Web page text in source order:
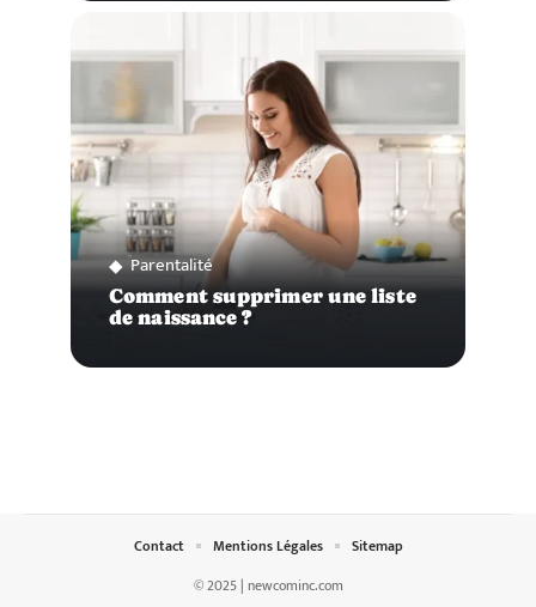
Parentalité
Comment supprimer une liste
de naissance ?
© 2025 | newcominc.com
Contact Mentions Légales Sitemap